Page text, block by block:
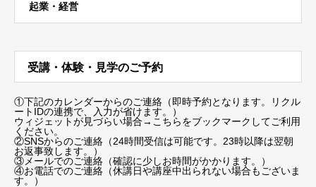
起業・経営
受講・体験・見学のご予約
①下記のカレンダーからのご連絡（即時予約となります。リクル
ートIDの連携で、入力が省けます。）
ウィジェットが見づらい場合→こちらをブックマーク してご利用
ください。
②SNSからのご連絡（24時間受信は可能です。23時以降は翌朝
お返事致します。）
③メールでのご連絡（確認に少しお時間がかかります。）
④お電話でのご連絡（休講日や講座中出られない場合もございま
す。）